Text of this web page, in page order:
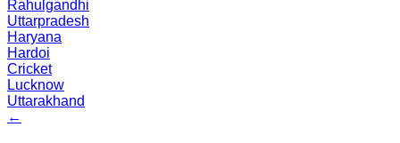
Rahulgandhi
Uttarpradesh
Haryana
Hardoi
Cricket
Lucknow
Uttarakhand
←